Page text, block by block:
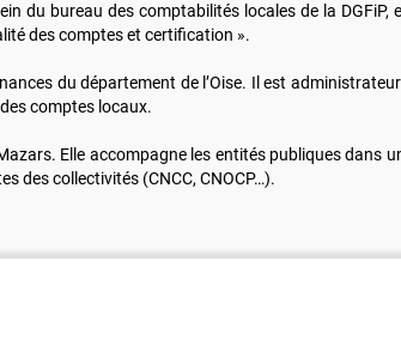
du bureau des comptabilités locales de la DGFiP,
des comptes et certification ».
du département de l’Oise. Il est administrateur
comptes locaux.
Elle accompagne les entités publiques dans
des collectivités (CNCC, CNOCP…).